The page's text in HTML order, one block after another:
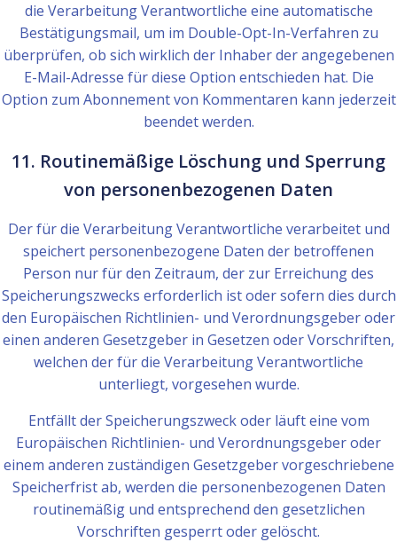
die Verarbeitung Verantwortliche eine automatische
Bestätigungsmail, um im Double-Opt-In-Verfahren zu
überprüfen, ob sich wirklich der Inhaber der angegebenen
E-Mail-Adresse für diese Option entschieden hat. Die
Option zum Abonnement von Kommentaren kann jederzeit
beendet werden.
11. Routinemäßige Löschung und Sperrung
von personenbezogenen Daten
Der für die Verarbeitung Verantwortliche verarbeitet und
speichert personenbezogene Daten der betroffenen
Person nur für den Zeitraum, der zur Erreichung des
Speicherungszwecks erforderlich ist oder sofern dies durch
den Europäischen Richtlinien- und Verordnungsgeber oder
einen anderen Gesetzgeber in Gesetzen oder Vorschriften,
welchen der für die Verarbeitung Verantwortliche
unterliegt, vorgesehen wurde.
Entfällt der Speicherungszweck oder läuft eine vom
Europäischen Richtlinien- und Verordnungsgeber oder
einem anderen zuständigen Gesetzgeber vorgeschriebene
Speicherfrist ab, werden die personenbezogenen Daten
routinemäßig und entsprechend den gesetzlichen
Vorschriften gesperrt oder gelöscht.